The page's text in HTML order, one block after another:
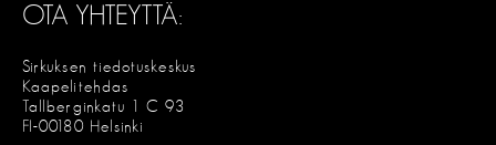
OTA YHTEYTTÄ:
Sirkuksen tiedotuskeskus
Kaapelitehdas
Tallberginkatu 1 C 93
FI-00180 Helsinki